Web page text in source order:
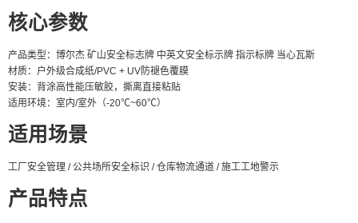
核心参数
产品类型：博尔杰 矿山安全标志牌 中英文安全标示牌 指示标牌 当心瓦斯
材质：户外级合成纸/PVC + UV防褪色覆膜
安装：背涂高性能压敏胶，撕离直接粘贴
适用环境：室内/室外（-20℃~60℃）
适用场景
工厂安全管理 / 公共场所安全标识 / 仓库物流通道 / 施工工地警示
产品特点